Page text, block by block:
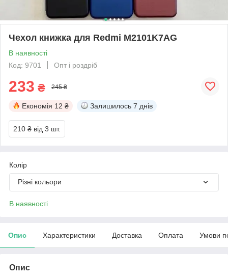
Чехол книжка для Redmi M2101K7AG
В наявності
Код: 9701
Опт і роздріб
233 ₴ 245 ₴
Економія 12 ₴ Залишилось 7 днів
210 ₴ від 3 шт.
Колір
Різні кольори
В наявності
Опис Характеристики Доставка Оплата Умови
Опис